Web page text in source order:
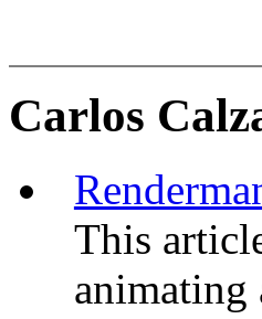
Carlos
This
animating